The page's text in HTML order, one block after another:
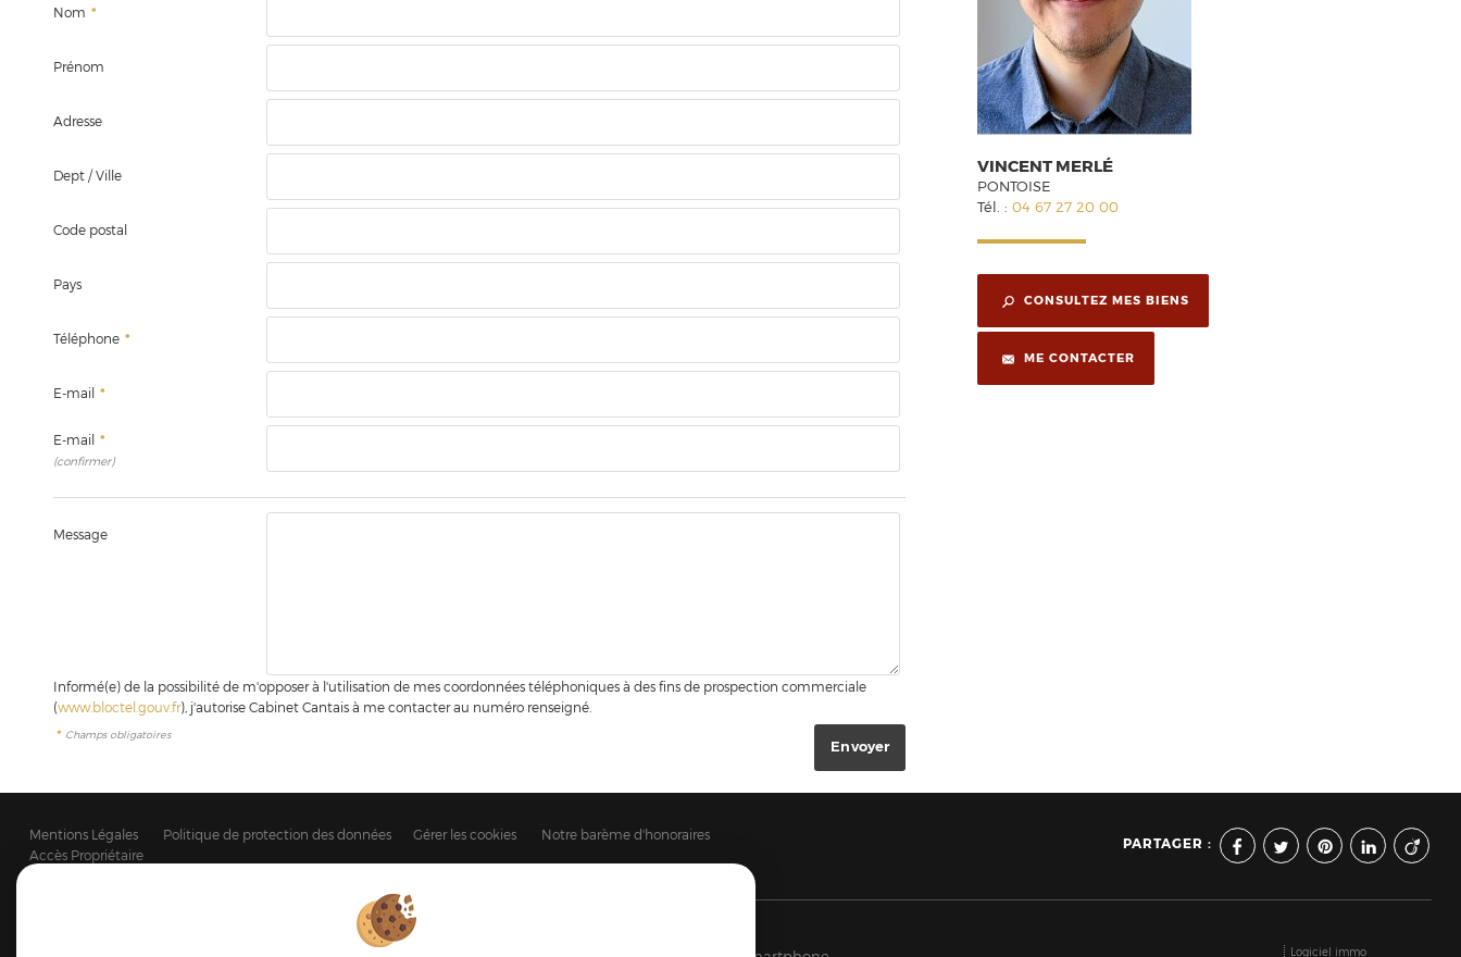
Nom *
Prénom
Adresse
Dept / Ville
Code postal
Pays
Téléphone *
E-mail *
E-mail *
(confirmer)
Message
Informé(e) de la possibilité de m'opposer à l'utilisation de mes coordonnées téléphoniques à des fins de prospection commerciale
(www.bloctel.gouv.fr), j'autorise Cabinet Cantais à me contacter au numéro renseigné.
* Champs obligatoires
VINCENT MERLÉ
PONTOISE
Tél. :04 67 27 20 00
CONSULTEZ MES BIENS
ME CONTACTER
Mentions Légales Politique de protection des données Gérer les cookies
Notre barème d'honoraires
Accès Propriétaire
PARTAGER :
Logiciel immo